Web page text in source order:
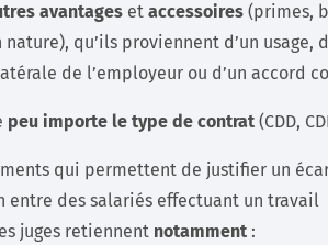
avantages et accessoires (primes,
qu’ils proviennent d’un usage,
de l’employeur ou d’un accord
peu importe le type de contrat (CDD,
qui permettent de justifier un
entre des salariés effectuant un travail
juges retiennent notamment :